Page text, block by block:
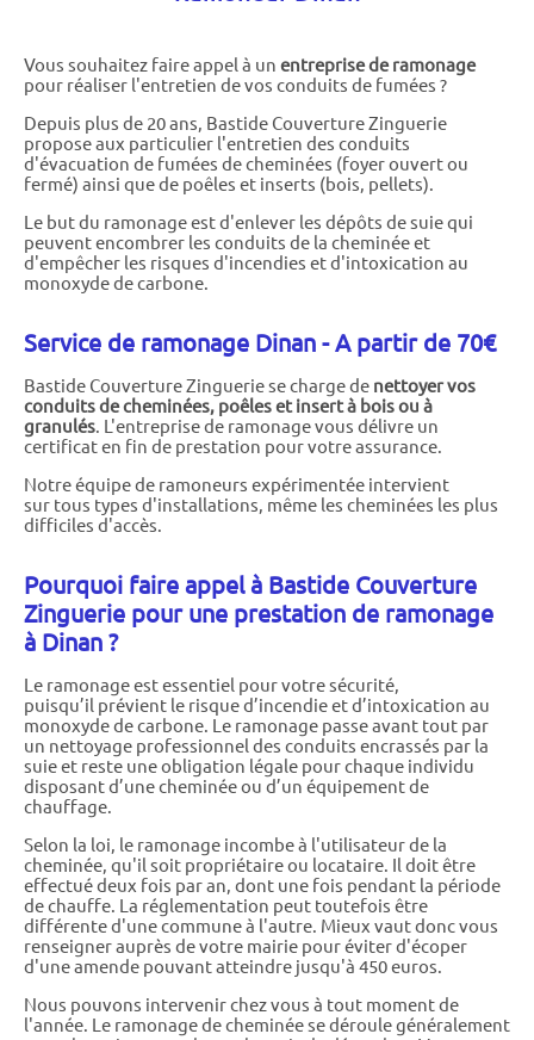
Vous souhaitez faire appel à un entreprise de ramonage
pour réaliser l'entretien de vos conduits de fumées ?
Depuis plus de 20 ans, Bastide Couverture Zinguerie
propose aux particulier l'entretien des conduits
d'évacuation de fumées de cheminées (foyer ouvert ou
fermé) ainsi que de poêles et inserts (bois, pellets).
Le but du ramonage est d'enlever les dépôts de suie qui
peuvent encombrer les conduits de la cheminée et
d'empêcher les risques d'incendies et d'intoxication au
monoxyde de carbone.
Service de ramonage Dinan - A partir de 70€
Bastide Couverture Zinguerie se charge de nettoyer vos
conduits de cheminées, poêles et insert à bois ou à
granulés. L'entreprise de ramonage vous délivre un
certificat en fin de prestation pour votre assurance.
Notre équipe de ramoneurs expérimentée intervient
sur tous types d'installations, même les cheminées les plus
difficiles d'accès.
Pourquoi faire appel à Bastide Couverture
Zinguerie pour une prestation de ramonage
à Dinan ?
Le ramonage est essentiel pour votre sécurité,
puisqu’il prévient le risque d’incendie et d’intoxication au
monoxyde de carbone. Le ramonage passe avant tout par
un nettoyage professionnel des conduits encrassés par la
suie et reste une obligation légale pour chaque individu
disposant d’une cheminée ou d’un équipement de
chauffage.
Selon la loi, le ramonage incombe à l'utilisateur de la
cheminée, qu'il soit propriétaire ou locataire. Il doit être
effectué deux fois par an, dont une fois pendant la période
de chauffe. La réglementation peut toutefois être
différente d'une commune à l'autre. Mieux vaut donc vous
renseigner auprès de votre mairie pour éviter d'écoper
d'une amende pouvant atteindre jusqu'à 450 euros.
Nous pouvons intervenir chez vous à tout moment de
l'année. Le ramonage de cheminée se déroule généralement